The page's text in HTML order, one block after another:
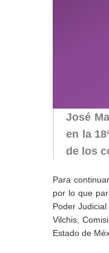
José
en la
de los
Para
por lo que
Poder
Vilchis,
Estado de